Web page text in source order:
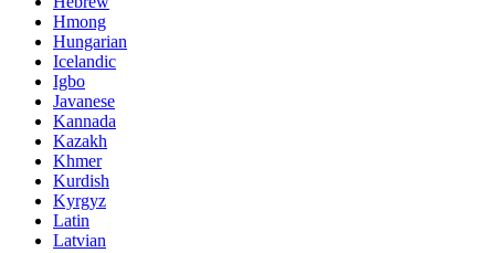
Hmong
Hungarian
Icelandic
Igbo
Javanese
Kannada
Kazakh
Khmer
Kurdish
Kyrgyz
Latin
Latvian